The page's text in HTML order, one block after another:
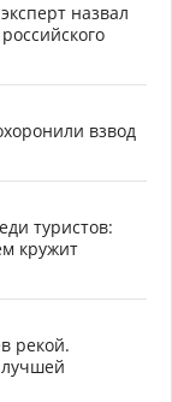
назвал
взвод
туристов:
кружит
рекой.